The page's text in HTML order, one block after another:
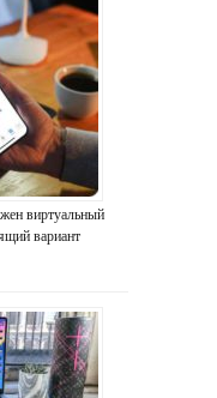
виртуальный
вариант